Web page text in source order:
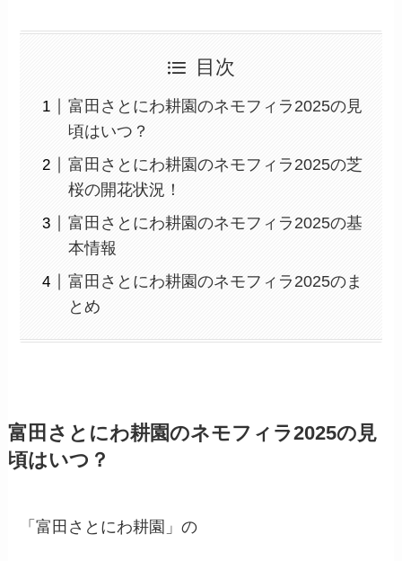
目次
富田さとにわ耕園のネモフィラ2025の見
頃はいつ？
富田さとにわ耕園のネモフィラ2025の芝
桜の開花状況！
富田さとにわ耕園のネモフィラ2025の基
本情報
富田さとにわ耕園のネモフィラ2025のま
とめ
富田さとにわ耕園のネモフィラ2025の見
頃はいつ？
「富田さとにわ耕園」の